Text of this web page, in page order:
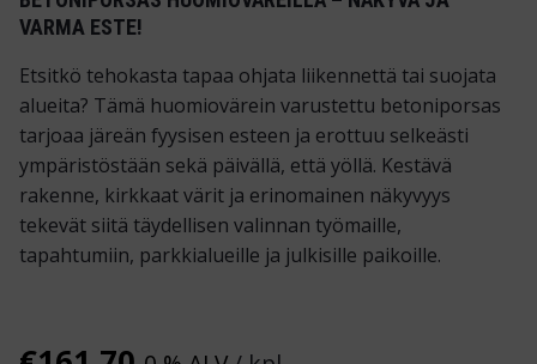
VARMA ESTE!
Etsitkö tehokasta tapaa ohjata liikennettä tai suojata
alueita? Tämä huomiovärein varustettu betoniporsas
tarjoaa järeän fyysisen esteen ja erottuu selkeästi
ympäristöstään sekä päivällä, että yöllä. Kestävä
rakenne, kirkkaat värit ja erinomainen näkyvyys
tekevät siitä täydellisen valinnan työmaille,
tapahtumiin, parkkialueille ja julkisille paikoille.